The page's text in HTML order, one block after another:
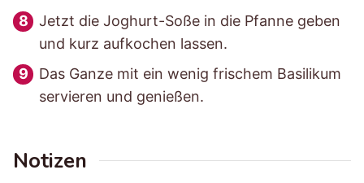
Jetzt die Joghurt-Soße in die Pfanne geben
und kurz aufkochen lassen.
Das Ganze mit ein wenig frischem Basilikum
servieren und genießen.
Notizen